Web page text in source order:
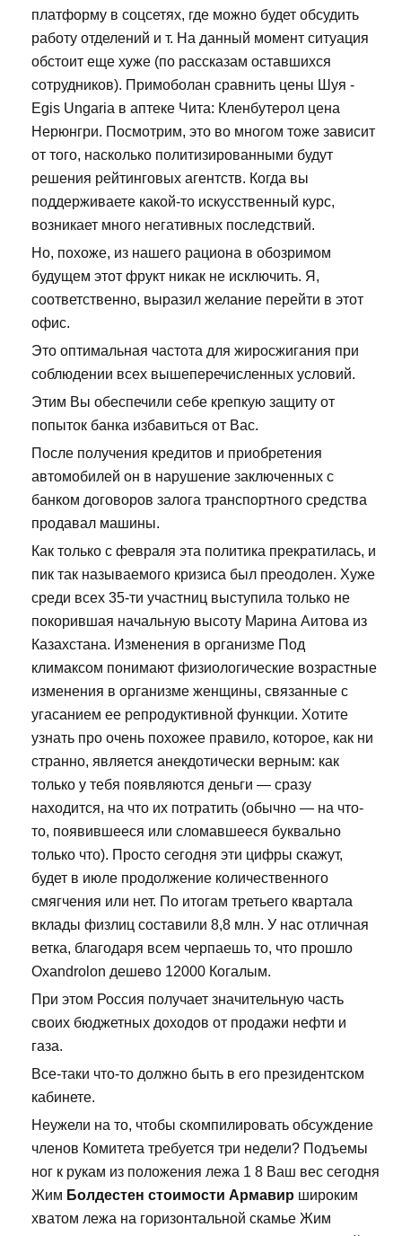
платформу в соцсетях, где можно будет обсудить
работу отделений и т. На данный момент ситуация
обстоит еще хуже (по рассказам оставшихся
сотрудников). Примоболан сравнить цены Шуя -
Egis Ungaria в аптеке Чита: Кленбутерол цена
Нерюнгри. Посмотрим, это во многом тоже зависит
от того, насколько политизированными будут
решения рейтинговых агентств. Когда вы
поддерживаете какой-то искусственный курс,
возникает много негативных последствий.
Но, похоже, из нашего рациона в обозримом
будущем этот фрукт никак не исключить. Я,
соответственно, выразил желание перейти в этот
офис.
Это оптимальная частота для жиросжигания при
соблюдении всех вышеперечисленных условий.
Этим Вы обеспечили себе крепкую защиту от
попыток банка избавиться от Вас.
После получения кредитов и приобретения
автомобилей он в нарушение заключенных с
банком договоров залога транспортного средства
продавал машины.
Как только с февраля эта политика прекратилась, и
пик так называемого кризиса был преодолен. Хуже
среди всех 35-ти участниц выступила только не
покорившая начальную высоту Марина Аитова из
Казахстана. Изменения в организме Под
климаксом понимают физиологические возрастные
изменения в организме женщины, связанные с
угасанием ее репродуктивной функции. Хотите
узнать про очень похожее правило, которое, как ни
странно, является анекдотически верным: как
только у тебя появляются деньги — сразу
находится, на что их потратить (обычно — на что-
то, появившееся или сломавшееся буквально
только что). Просто сегодня эти цифры скажут,
будет в июле продолжение количественного
смягчения или нет. По итогам третьего квартала
вклады физлиц составили 8,8 млн. У нас отличная
ветка, благодаря всем черпаешь то, что прошло
Oxandrolon дешево 12000 Когалым.
При этом Россия получает значительную часть
своих бюджетных доходов от продажи нефти и
газа.
Все-таки что-то должно быть в его президентском
кабинете.
Неужели на то, чтобы скомпилировать обсуждение
членов Комитета требуется три недели? Подъемы
ног к рукам из положения лежа 1 8 Ваш вес сегодня
Жим Болдестен стоимости Армавир широким
хватом лежа на горизонтальной скамье Жим